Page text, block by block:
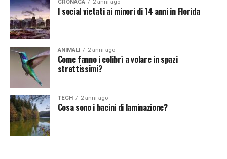
CRONACA 2 anni ago
I social vietati ai minori di 14 anni in Florida
ANIMALI 2 anni ago
Come fanno i colibrì a volare in spazi
strettissimi?
TECH 2 anni ago
Cosa sono i bacini di laminazione?